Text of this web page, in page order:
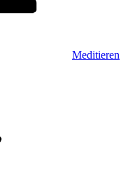
Meditieren